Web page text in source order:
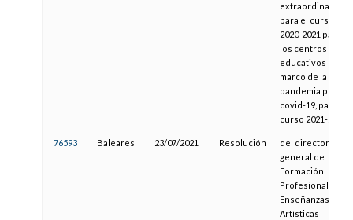
extraordinarias
para el curso
2020-2021 para
los centros
educativos en el
marco de la
pandemia por la
covid-19, para el
curso 2021-2022
76593 Baleares 23/07/2021 Resolución
del director
general de
Formación
Profesional y
Enseñanzas
Artísticas